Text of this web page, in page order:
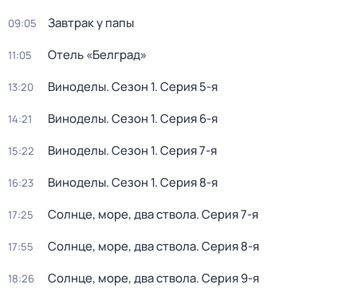
09:05 Завтрак у папы
11:05 Отель «Белград»
13:20 Виноделы. Сезон 1. Серия 5-я
14:21 Виноделы. Сезон 1. Серия 6-я
15:22 Виноделы. Сезон 1. Серия 7-я
16:23 Виноделы. Сезон 1. Серия 8-я
17:25 Солнце, море, два ствола. Серия 7-я
17:55 Солнце, море, два ствола. Серия 8-я
18:26 Солнце, море, два ствола. Серия 9-я